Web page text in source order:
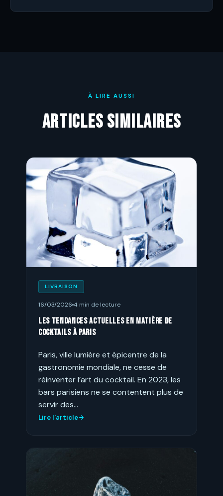
À LIRE AUSSI
Articles similaires
LIVRAISON
16/03/2026 4 min de lecture
Les tendances actuelles en matière de
cocktails à Paris
Paris, ville lumière et épicentre de la
gastronomie mondiale, ne cesse de
réinventer l’art du cocktail. En 2023, les
bars parisiens ne se contentent plus de
servir des…
Lire l'article